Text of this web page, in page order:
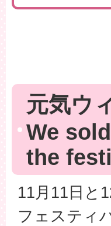
元気ウ
We
the
11月11日と
フェスティ